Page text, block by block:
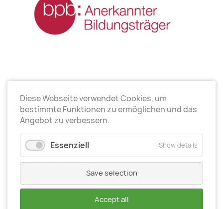
Arbeitsrichtungen
Politische Bildung
Elternarbeit
Kinder- und Jugendarbeit
Diese Webseite verwendet Cookies, um
bestimmte Funktionen zu ermöglichen und das
Angebot zu verbessern.
Essenziell Show details
Save selection
Accept all